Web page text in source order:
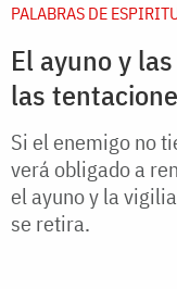
PALABRAS DE
El ayuno y
las
Si el enemigo no
verá obligado a
el ayuno y la
se retira.